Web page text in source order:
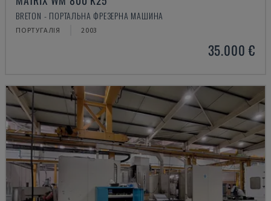
BRETON - ПОРТАЛЬНА ФРЕЗЕРНА МАШИНА
ПОРТУГАЛІЯ 2003
35.000 €